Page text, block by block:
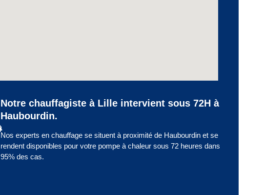
Notre chauffagiste à Lille intervient sous 72H à
Haubourdin.
Nos experts en chauffage se situent à proximité de Haubourdin et se
rendent disponibles pour votre pompe à chaleur sous 72 heures dans
95% des cas.